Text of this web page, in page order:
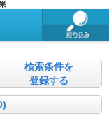
検索条件を
登録する